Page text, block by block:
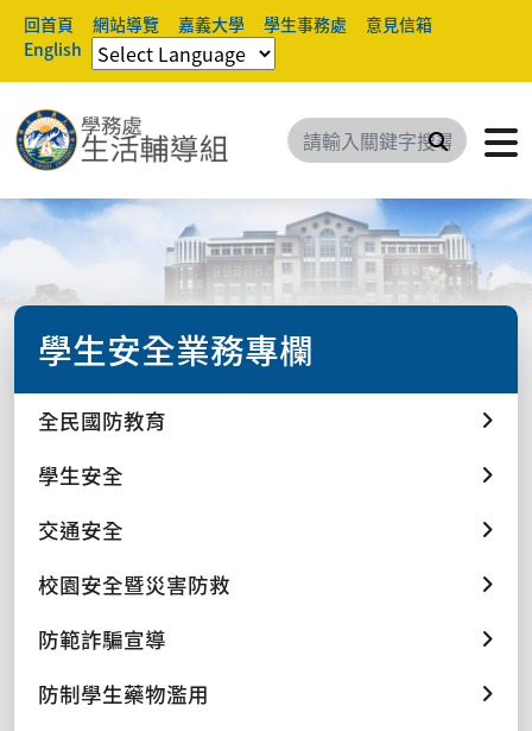
回首頁 網站導覽 嘉義大學 學生事務處
意見信箱
English
搜尋
學生安全業務專欄
全民國防教育
學生安全
交通安全
校園安全暨災害防救
防範詐騙宣導
防制學生藥物濫用